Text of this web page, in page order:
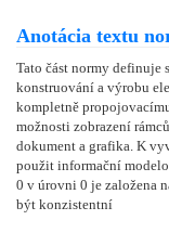
Anotácia textu
Tato část normy definuje
konstruování a výrobu
kompletně
možnosti zobrazení
dokument a grafika. K
použit informační
0 v úrovni 0 je založena
být konzistentní